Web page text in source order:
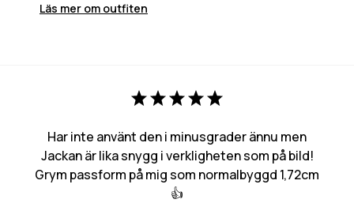
Läs mer om outfiten
Har inte använt den i minusgrader ännu men
Jackan är lika snygg i verkligheten som på bild!
Grym passform på mig som normalbyggd 1,72cm
👍